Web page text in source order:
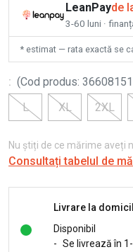
LeanPayde
3-60 luni ·
* estimat — rata exactă se
: (Cod produs:
L
XL 2XL
Nu știți de ce mărime aveți
Consultați tabelul de
Livrare la
Disponibil
- Se livrează în